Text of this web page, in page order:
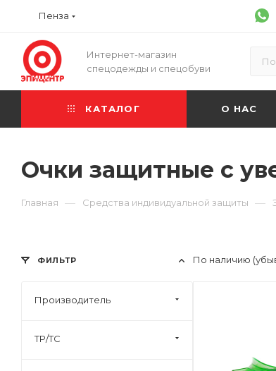
Пенза
Интернет-магазин
спецодежды и спецобуви
КАТАЛОГ О НАС
Очки защитные с
Главная — Средства индивидуальной защиты —
По наличию
ФИЛЬТР
Производитель
ТР/ТС